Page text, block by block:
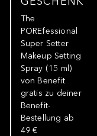
The
POREfessional
Super Setter
Makeup Setting
Spray (15 ml)
von Benefit
gratis zu deiner
Benefit-
Bestellung ab
49 €